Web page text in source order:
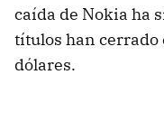
caída de Nokia ha
títulos han cerrado
dólares.